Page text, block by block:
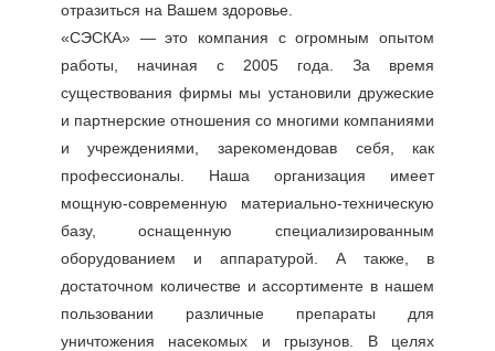
отразиться на Вашем здоровье.
«СЭСКА» — это компания с огромным опытом
работы, начиная с 2005 года. За время
существования фирмы мы установили дружеские
и партнерские отношения со многими компаниями
и учреждениями, зарекомендовав себя, как
профессионалы. Наша организация имеет
мощную-современную материально-техническую
базу, оснащенную специализированным
оборудованием и аппаратурой. А также, в
достаточном количестве и ассортименте в нашем
пользовании различные препараты для
уничтожения насекомых и грызунов. В целях